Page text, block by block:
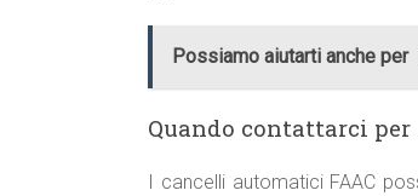
Possiamo aiutarti anche per
Quando contattarci per
I cancelli automatici FAAC